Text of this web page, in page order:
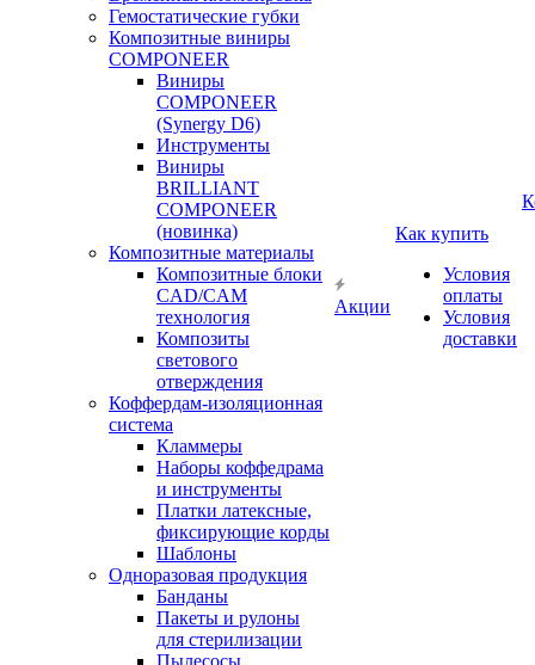
Гемостатические губки
Композитные виниры
COMPONEER
Виниры
COMPONEER
(Synergy D6)
Инструменты
Виниры
BRILLIANT
COMPONEER
(новинка)
Композитные материалы
Композитные блоки
CAD/СAM
технология
Композиты
светового
отверждения
Коффердам-изоляционная
система
Кламмеры
Наборы коффедрама
и инструменты
Платки латексные,
фиксирующие корды
Шаблоны
Одноразовая продукция
Банданы
Пакеты и рулоны
для стерилизации
Пылесосы
Акции
Как купить
Условия
оплаты
Условия
доставки